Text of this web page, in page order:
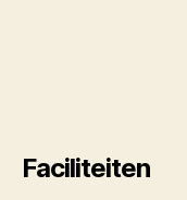
Faciliteiten